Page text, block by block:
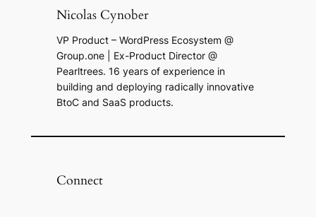
Nicolas Cynober
VP Product – WordPress Ecosystem @
Group.one | Ex-Product Director @
Pearltrees. 16 years of experience in
building and deploying radically innovative
BtoC and SaaS products.
Connect